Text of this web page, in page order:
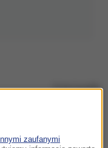
Pożar bazyliki
walczyło 90
gdzie akurat trwały
zaufanymi